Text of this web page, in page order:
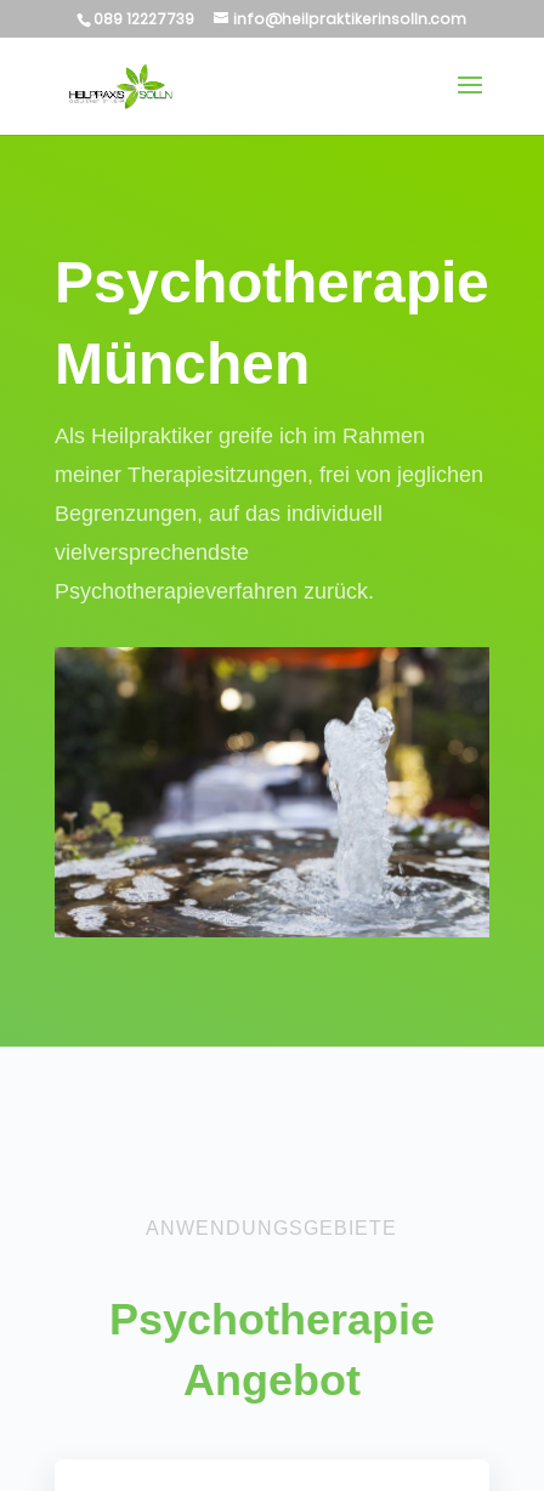
089 12227739 info@heilpraktikerinsolln.com
Psycho­­therapie
München
Als Heilpraktiker greife ich im Rahmen
meiner Therapiesitzungen, frei von jeglichen
Begrenzungen, auf das individuell
vielversprechendste
Psychotherapieverfahren zurück.
ANWENDUNGSGEBIETE
Psycho­therapie
Angebot